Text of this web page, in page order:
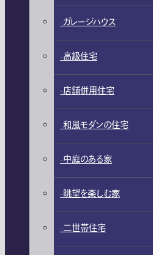
ガレージハウス
高級住宅
店舗併用住宅
和風モダンの住宅
中庭のある家
眺望を楽しむ家
二世帯住宅